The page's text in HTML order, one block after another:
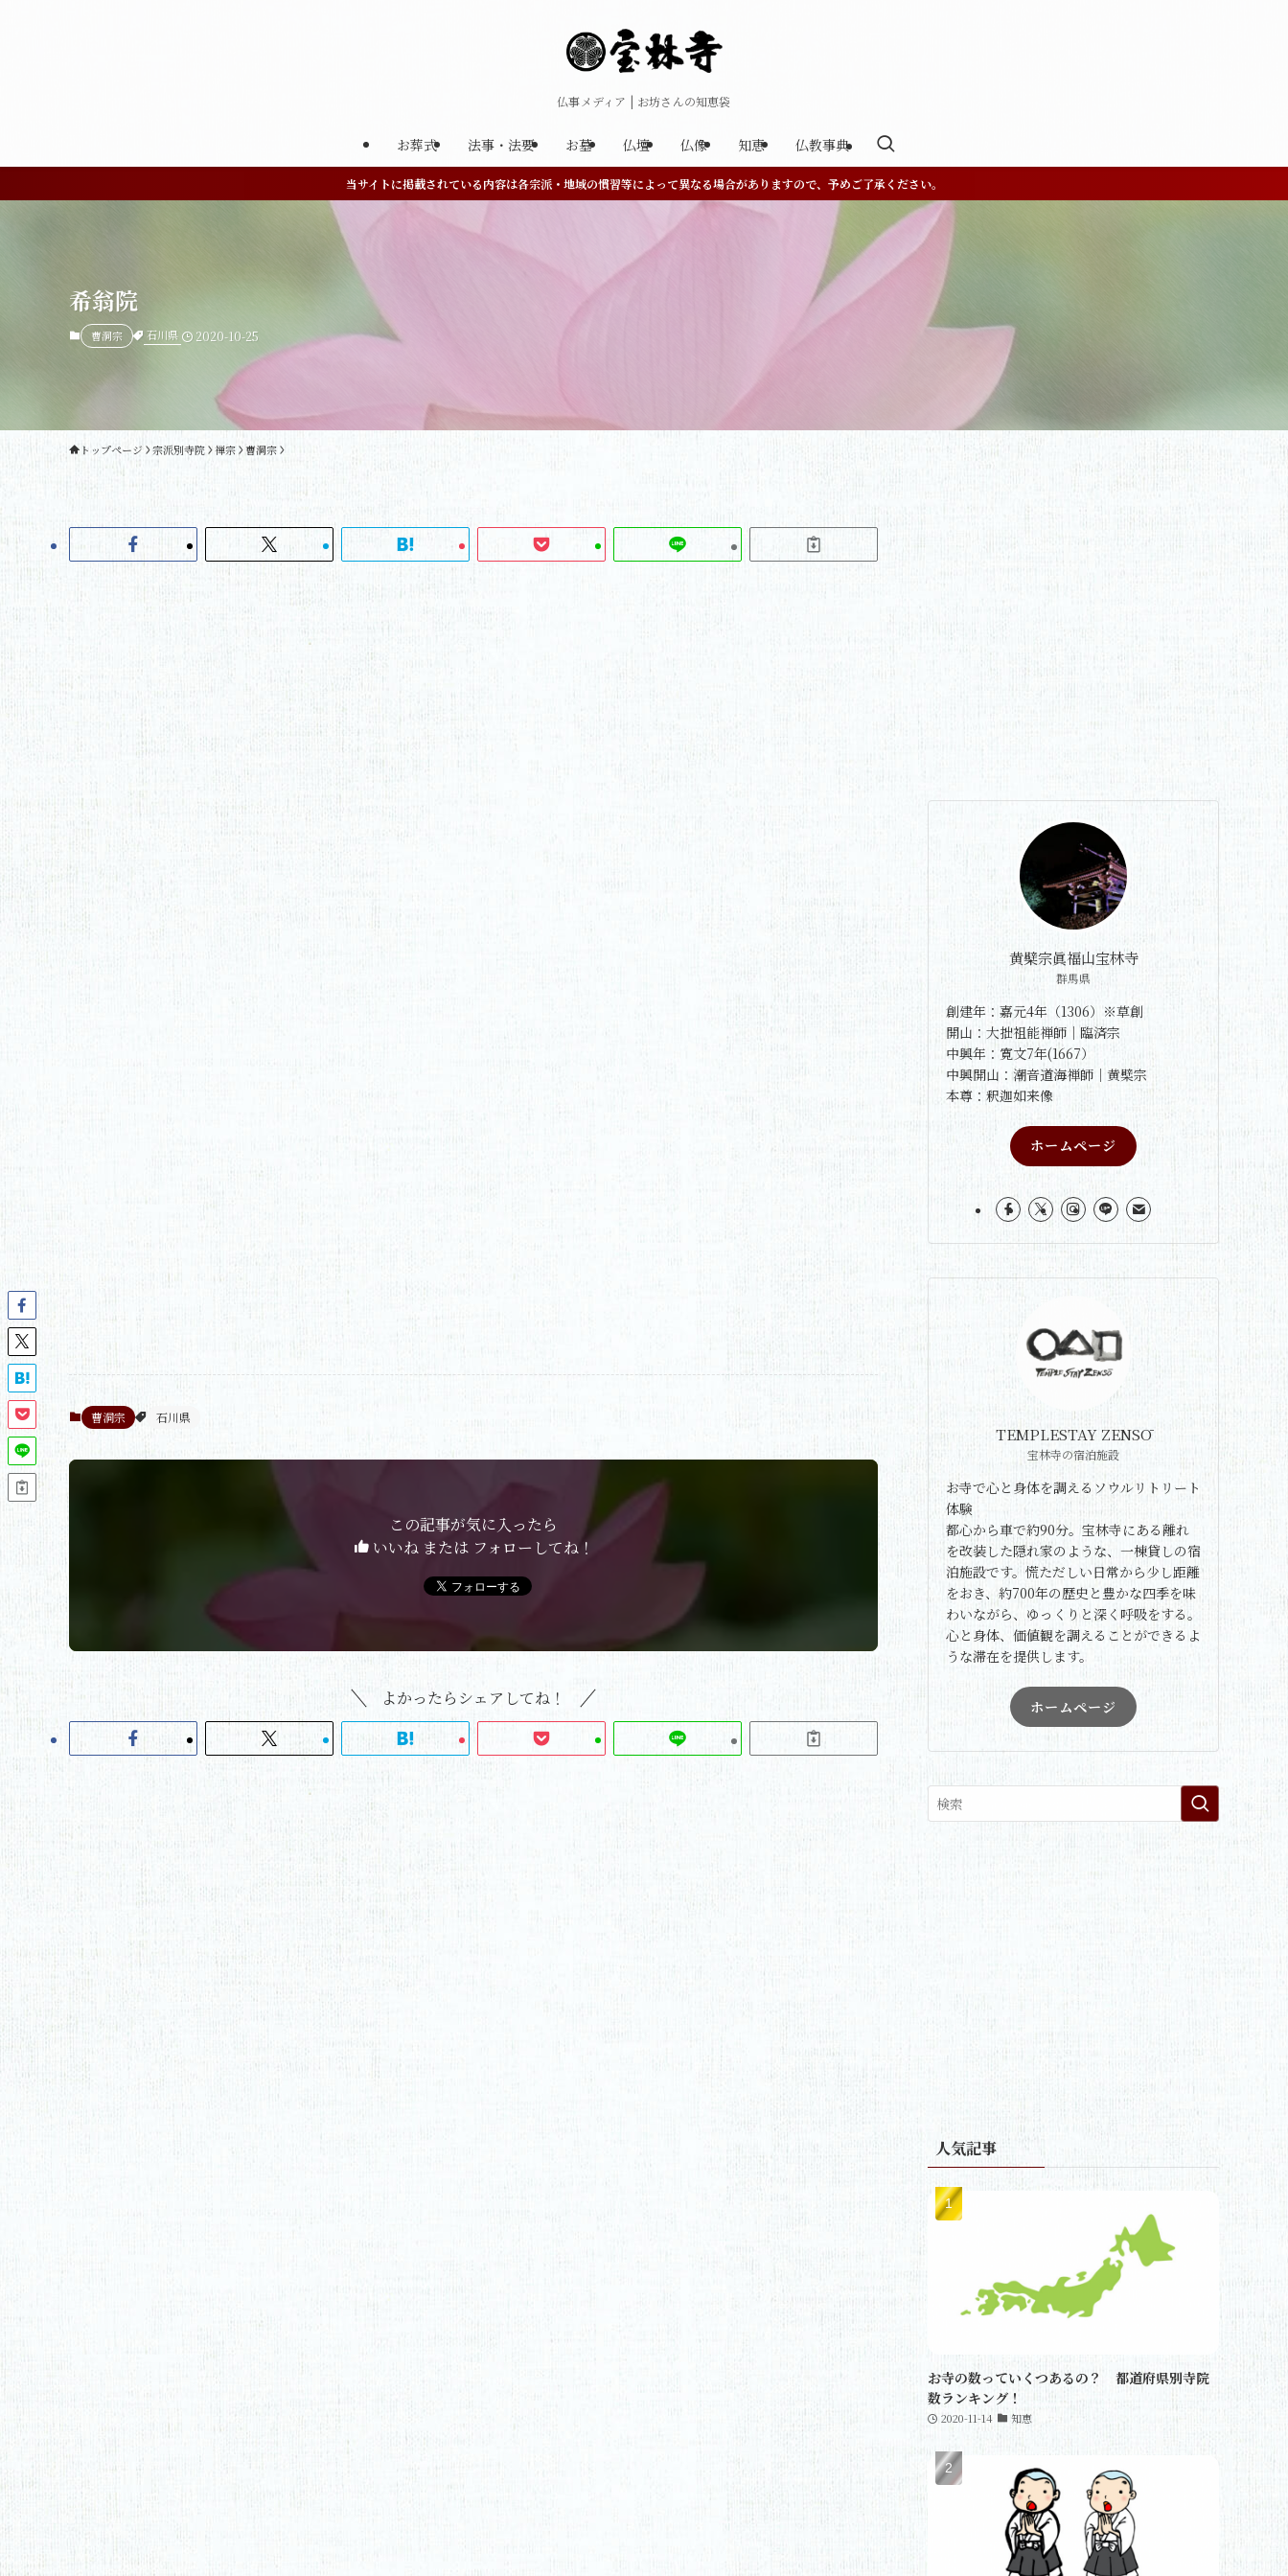
仏事メディア | お坊さんの知恵袋
お葬式 法事・法要 お墓 仏壇 仏像 知恵 仏教事典
当サイトに掲載されている内容は各宗派・地域の慣習等によって異なる場合がありますので、予めご了承ください。
希翁院
曹洞宗 石川県 2020-10-25
トップページ 宗派別寺院 禅宗 曹洞宗
曹洞宗 石川県
この記事が気に入ったら
いいね または フォローしてね！
よかったらシェアしてね！
黄檗宗眞福山宝林寺
群馬県
創建年：嘉元4年（1306）※草創
開山：大拙祖能禅師｜臨済宗
中興年：寛文7年(1667）
中興開山：潮音道海禅師｜黄檗宗
本尊：釈迦如来像
ホームページ
TEMPLESTAY ZENSŌ
宝林寺の宿泊施設
お寺で心と身体を調えるソウルリトリート
体験
都心から車で約90分。宝林寺にある離れ
を改装した隠れ家のような、一棟貸しの宿
泊施設です。慌ただしい日常から少し距離
をおき、約700年の歴史と豊かな四季を味
わいながら、ゆっくりと深く呼吸をする。
心と身体、価値観を調えることができるよ
うな滞在を提供します。
ホームページ
人気記事
お寺の数っていくつあるの？ 都道府県別寺院
数ランキング！
2020-11-14 知恵